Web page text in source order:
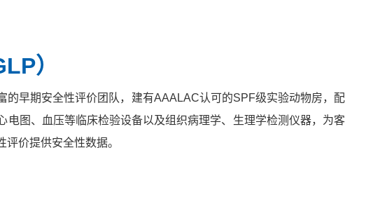
）
的早期安全性评价团队，建有AAALAC认可的SPF级实验动物房，配
电图、血压等临床检验设备以及组织病理学、生理学检测仪器，为客
价提供安全性数据。